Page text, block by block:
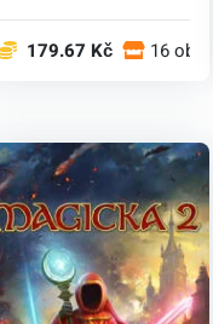
Blaz...179.67 Kč 16